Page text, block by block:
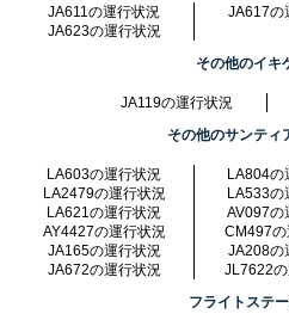
JA611の運行状況
JA617の
JA623の運行状況
その他のイキ
JA119の運行状況
その他のサンティ
LA603の運行状況
LA804の
LA2479の運行状況
LA533の
LA621の運行状況
AV097の
AY4427の運行状況
CM497
JA165の運行状況
JA208の
JA672の運行状況
JL7622
フライトステ